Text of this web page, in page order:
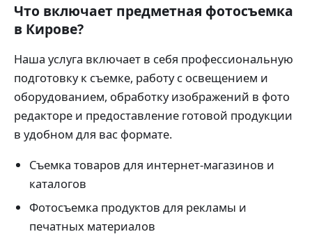
Что включает предметная фотосъемка
в Кирове?
Наша услуга включает в себя профессиональную
подготовку к съемке, работу с освещением и
оборудованием, обработку изображений в фото
редакторе и предоставление готовой продукции
в удобном для вас формате.
Съемка товаров для интернет-магазинов и
каталогов
Фотосъемка продуктов для рекламы и
печатных материалов